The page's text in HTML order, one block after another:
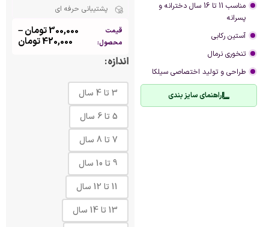
مناسب 11 تا 16 سال دخترانه و
پسرانه
آستین رکابی
تنخوری نرمال
طراحی و تولید اختصاصی سیلکا
راهنمای سایز بندی
پشتیبانی حرفه ای
قیمت
محصول:
300,000تومان–
420,000تومان
اندازه
3 تا 4 سال
5 تا 6 سال
7 تا 8 سال
9 تا 10 سال
11 تا 12 سال
13 تا 14 سال